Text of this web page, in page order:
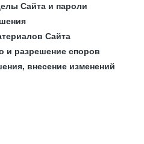
Сайта и пароли
Сайта
и разрешение споров
внесение изменений